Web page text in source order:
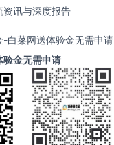
资讯与深度报告
-白菜网送体验金无需申请
验金无需申请